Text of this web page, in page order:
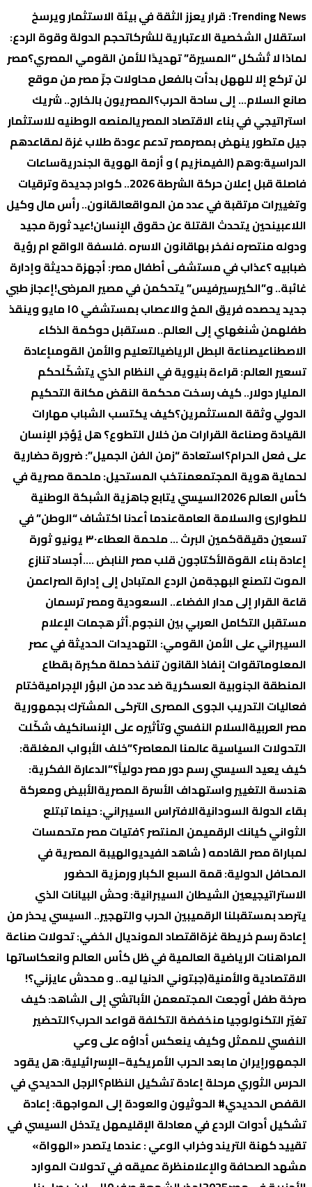
التجاوز
إلى
المحتوى
Trending News: قرار يعزز الثقة في بيئة الاستثمار ويرسخ
استقلال الشخصية الاعتبارية للشركاتحجم الدولة وقوة الردع:
لماذا لا تُشكل “المسيرة” تهديدًا للأمن القومي المصري؟‏مصر
لن تركع إلا للههل بدأت بالفعل محاولات جرِّ مصر من موقع
صانع السلام… إلى ساحة الحرب؟المصريون بالخارج.. شريك
استراتيجي في بناء الاقتصاد المصريالمنصه الوطنيه للاستثمار
جيل متطور ينهض بمصرمصر تدعم عودة طلاب غزة لمقاعدهم
الدراسية:وهم (الفيمنزيم ) و أزمة الهوية الجندريةساعات
فاصلة قبل إعلان حركة الشرطة 2026.. كوادر جديدة وترقيات
وتغييرات مرتقبة في عدد من المواقعالقانون.. رأس مال وكيل
اللاعبينحين يتحدث القتلة عن حقوق الإنسان!عيد ثورة مجيد
ودوله منتصره نفخر بهاقانون الاسره .فلسفة الواقع ام رؤية
ضبابيه ؟عذاب في مستشفى أطفال مصر: أجهزة حديثة وإدارة
غائبة.. و”الكيرسيرفيس” يتحكمن في مصير المرضى!إعجاز طبي
جديد يحصده فريق المخ والاعصاب بمستشفي ١٥ مايو وينقذ
طفلهمن شنغهاي إلى العالم.. مستقبل حوكمة الذكاء
الاصطناعيصناعة البطل الرياضيالتعليم والأمن القومىإعادة
تسعير العالم: قراءة بنيوية في النظام الذي يتشكّلحكم
المليار دولار.. كيف رسخت محكمة النقض مكانة التحكيم
الدولي وثقة المستثمرين؟كيف يكتسب الشباب مهارات
القيادة وصناعة القرارات من خلال التطوع؟هل يُؤجَر الإنسان
على فعل الحرام؟استعادة “زمن الفن الجميل”: ضرورة حضارية
لحماية هوية المجتمعمنتخب المستحيل: ملحمة مصرية في
كأس العالم 2026
السيسي يتابع جاهزية الشبكة الوطنية
للطوارئ والسلامة العامةعندما أعدنا اكتشاف “الوطن” في
تسعين دقيقةكمين البرث … ملحمة العطاء
٣٠ يونيو ثورة
إعادة بناء القوةالأكتاجون قلب مصر النابض ….أجساد تنازع
الموت لتصنع البهجةمن الردع المتبادل إلى إدارة الصراعمن
قاعة القرار إلى مدار الفضاء.. السعودية ومصر ترسمان
مستقبل التكامل العربي بين النجوم.أثر هجمات الإعلام
السيبراني على الأمن القومي: التهديدات الحديثة في عصر
المعلوماتقوات إنفاذ القانون تنفذ حملة مكبرة بقطاع
المنطقة الجنوبية العسكرية ضد عدد من البؤر الإجراميةختام
فعاليات التدريب الجوى المصرى التركى المشترك بجمهورية
مصر العربيةالسلام النفسي وتأثيره على الإنسانكيف شكّلت
التحولات السياسية عالمنا المعاصر؟​”خلف الأبواب المغلقة:
كيف يعيد السيسي رسم دور مصر دولياً؟”الدعارة الفكرية:
هندسة التغيير واستهداف الأسرة المصريةالأبيض ومعركة
بقاء الدولة السودانيةالافتراس السيبراني: حينما تبتلع
الثواني كيانك الرقميمن المنتصر ؟فتيات مصر متحمسات
لمباراة مصر القادمه ( شاهد الفيديوالهيبة المصرية في
المحافل الدولية: قمة السبع الكبار ورمزية الحضور
الاستراتيجيعين الشيطان السيبرانية: وحش البيانات الذي
يترصد بمستقبلنا الرقميبين الحرب والتهجير.. السيسي يحذر من
إعادة رسم خريطة غزةاقتصاد المونديال الخفي: تحولات صناعة
المراهنات الرياضية العالمية في ظل كأس العالم وانعكاساتها
الاقتصادية والأمنية(جبتوني الدنيا ليه.. و محدش عايزني؟!
صرخة طفل أوجعت المجتمعمن الأباتشي إلى الشاهد: كيف
تغيّر التكنولوجيا منخفضة التكلفة قواعد الحرب؟التحضير
النفسي للممثل وكيف ينعكس أداؤه على وعي
الجمهورإيران ما بعد الحرب الأمريكية–الإسرائيلية: هل يقود
الحرس الثوري مرحلة إعادة تشكيل النظام؟الرجل الحديدي في
القفص الحديدي# الحوثيون والعودة إلى المواجهة: إعادة
تشكيل أدوات الردع في معادلة الإقليمهل يتدخل السيسي في
تقييد كهنة التريند وخراب الوعي : عندما يتصدر «الهواة»
مشهد الصحافة والإعلامنظرة عميقه في تحولات الموارد